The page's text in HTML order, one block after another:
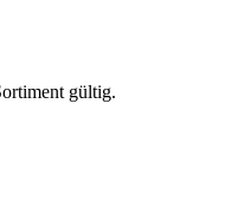
gültig.